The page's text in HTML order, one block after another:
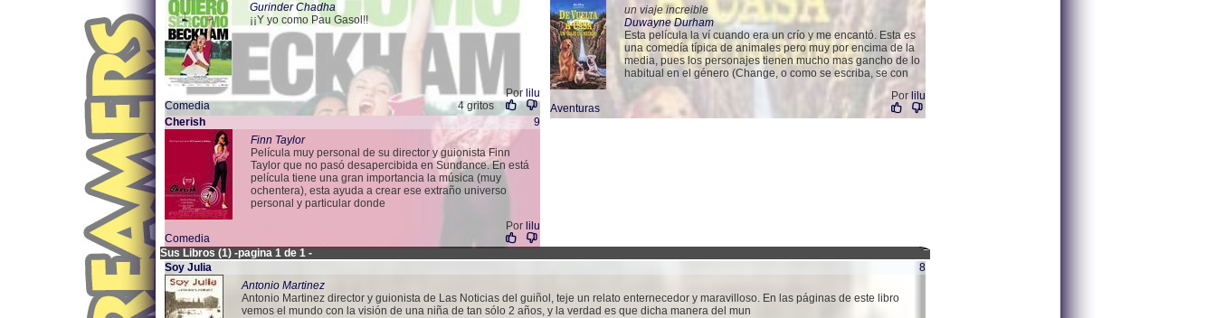
Gurinder Chadha
¡¡Y yo como Pau Gasol!!
Por lilu
Comedia
4 gritos
Cherish
9
Finn Taylor
Película muy personal de su director y guionista Finn
Taylor que no pasó desapercibida en Sundance. En está
película tiene una gran importancia la música (muy
ochentera), esta ayuda a crear ese extraño universo
personal y particular donde
Por lilu
Comedia
un viaje increible
Duwayne Durham
Esta película la ví cuando era un crío y me encantó. Esta es
una comedía típica de animales pero muy por encima de la
media, pues los personajes tienen mucho mas gancho de lo
habitual en el género (Change, o como se escriba, se con
Por lilu
Aventuras
Sus Libros (1) -pagina 1 de 1 -
Soy Julia
8
Antonio Martinez
Antonio Martinez director y guionista de Las Noticias del guiñol, teje un relato enternecedor y maravilloso. En las páginas de este libro
vemos el mundo con la visión de una niña de tan sólo 2 años, y la verdad es que dicha manera del mun